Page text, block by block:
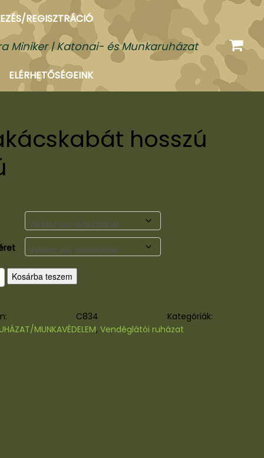
REGISZTRÁCIÓ
Miniker | Katonai- és Munkaruházat
ELÉRHETŐSÉGEINK
hosszú
Kosárba teszem
C834
Kategóriák:
MUNKAVÉDELEM,Vendéglátói ruházat